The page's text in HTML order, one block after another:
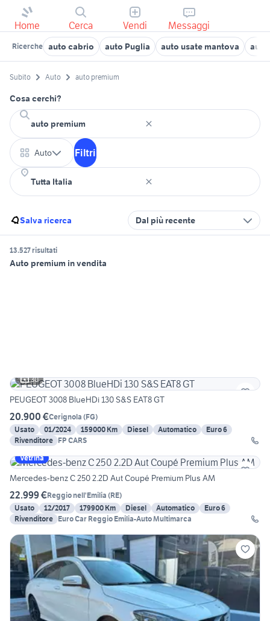
Home Cerca Vendi Messaggi
Ricerche auto cabrio auto Puglia auto usate mantova auto
Subito Auto auto premium
Cosa cerchi?
Auto Filtri
Salva ricerca Dal più recente
13.527 risultati
Auto premium in vendita
30
PEUGEOT 3008 BlueHDi 130 S&S EAT8 GT
20.900 €Cerignola (FG)
Usato
01/2024 159000 Km Diesel Automatico
Euro 6
Rivenditore FP CARS
Vetrina
Mercedes-benz C 250 2.2D Aut Coupé Premium Plus AM
22.999 €Reggio nell'Emilia (RE)
Usato
12/2017 179900 Km Diesel Automatico
Euro 6
Rivenditore Euro Car Reggio Emilia-Auto Multimarca